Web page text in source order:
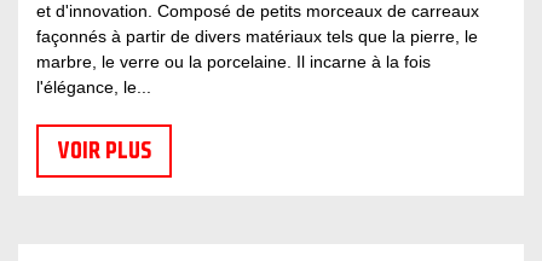
et d'innovation. Composé de petits morceaux de carreaux
façonnés à partir de divers matériaux tels que la pierre, le
marbre, le verre ou la porcelaine. Il incarne à la fois
l'élégance, le...
VOIR PLUS